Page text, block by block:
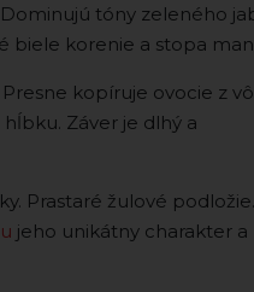
Dominujú tóny zeleného
biele korenie a stopa
kopíruje ovocie z
Záver je dlhý a
Prastaré žulové podložie.
jeho unikátny charakter a